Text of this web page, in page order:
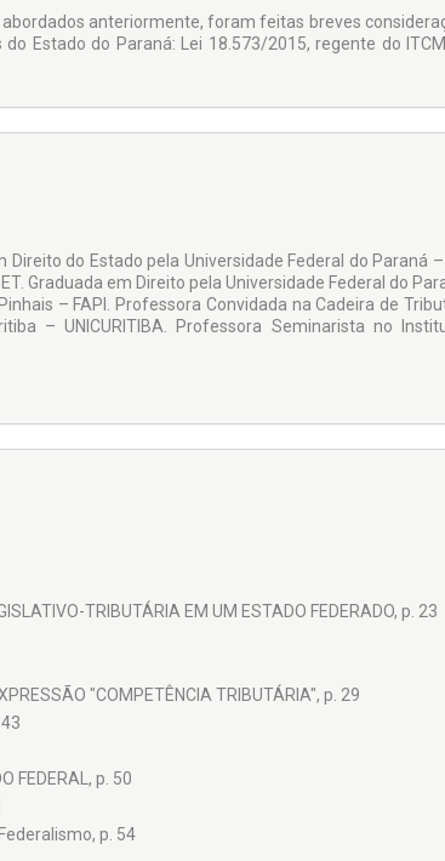
anteriormente, foram feitas breves
Estado do Paraná: Lei 18.573/2015, regente do
do Estado pela Universidade Federal do Paraná –
Graduada em Direito pela Universidade Federal do
– FAPI. Professora Convidada na Cadeira de
– UNICURITIBA. Professora Seminarista no
TRIBUTÁRIA EM UM ESTADO FEDERADO, p. 23
"COMPETÊNCIA TRIBUTÁRIA", p. 29
FEDERAL, p. 50
p. 54